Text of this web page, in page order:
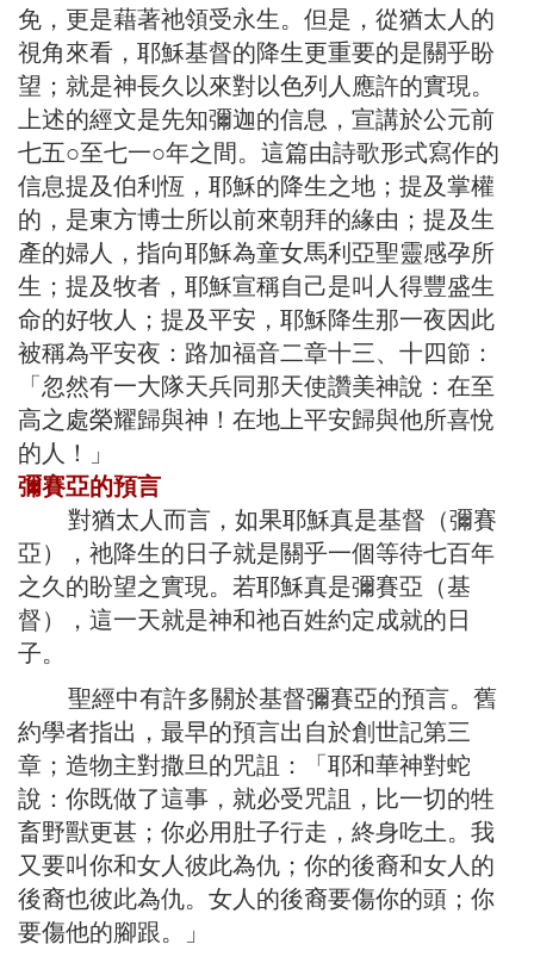
免，更是藉著祂領受永生。但是，從猶太人的
視角來看，耶穌基督的降生更重要的是關乎盼
望；就是神長久以來對以色列人應許的實現。
上述的經文是先知彌迦的信息，宣講於公元前
七五○至七一○年之間。這篇由詩歌形式寫作的
信息提及伯利恆，耶穌的降生之地；提及掌權
的，是東方博士所以前來朝拜的緣由；提及生
產的婦人，指向耶穌為童女馬利亞聖靈感孕所
生；提及牧者，耶穌宣稱自己是叫人得豐盛生
命的好牧人；提及平安，耶穌降生那一夜因此
被稱為平安夜：路加福音二章十三、十四節：
「忽然有一大隊天兵同那天使讚美神說：在至
高之處榮耀歸與神！在地上平安歸與他所喜悅
的人！」
彌賽亞的預言
對猶太人而言，如果耶穌真是基督（彌賽
亞），祂降生的日子就是關乎一個等待七百年
之久的盼望之實現。若耶穌真是彌賽亞（基
督），這一天就是神和祂百姓約定成就的日
子。
聖經中有許多關於基督彌賽亞的預言。舊
約學者指出，最早的預言出自於創世記第三
章；造物主對撒旦的咒詛：「耶和華神對蛇
說：你既做了這事，就必受咒詛，比一切的牲
畜野獸更甚；你必用肚子行走，終身吃土。我
又要叫你和女人彼此為仇；你的後裔和女人的
後裔也彼此為仇。女人的後裔要傷你的頭；你
要傷他的腳跟。」